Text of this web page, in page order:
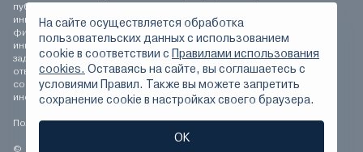
публикуемых материалах, могут не соответствовать вашему
инвестиционному профилю. Определение соответствия
финансового инструмента либо операции инвестиционным целям,
инвестиционному горизонту и толерантности к риску является
задачей инвестора. АО «Инвестиционная компания ЛМС» не несёт
ответственности за возможные убытки инвестора в случае
совершения операций, либо инвестирования в финансовые
инструменты, упомянутые на сайте и в публикуемых материалах.
Положение о персональных данных
© 1994-2026 АО «Инвестиционная компания ЛМС» Все права
На сайте осуществляется обработка
пользовательских данных с использованием
сookie в соответствии с Правилами использования
cookies. Оставаясь на сайте, вы соглашаетесь с
условиями Правил. Также вы можете запретить
сохранение сookie в настройках своего браузера.
ОК